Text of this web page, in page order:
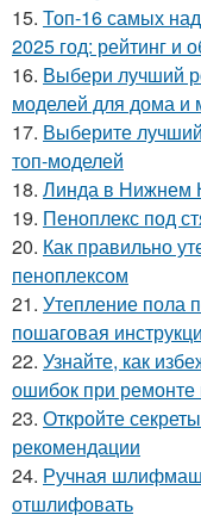
15. Топ-16 самых
2025 год: рейтинг и
16. Выбери лучший
моделей для дома и
17. Выберите
топ-моделей
18. Линда в Нижнем
19. Пеноплекс под
20. Как правильно
пеноплексом
21. Утепление пола
пошаговая
22. Узнайте, как
ошибок при ремонте
23. Откройте
рекомендации
24. Ручная
отшлифовать